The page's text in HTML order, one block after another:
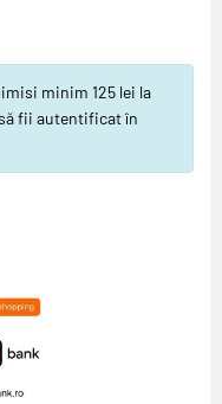
minim 125 lei la
fii autentificat în